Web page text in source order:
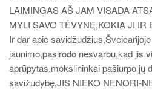
LAIMINGAS AŠ JAM VISADA
MYLI SAVO TĖVYNĘ,KOKIA JI
Ir dar apie
jaunimo,pasirodo nesvarbu,kad jis
aprūpytas,mokslininkai pašiurpo jų
savižudybę,JIS NIEKO NENORI-